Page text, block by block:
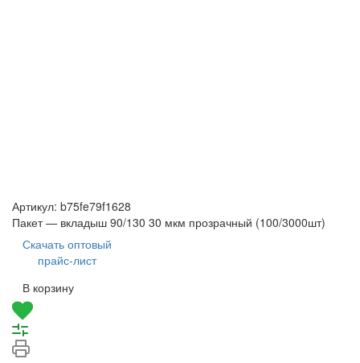
Артикул: b75fe79f1628
Пакет — вкладыш 90/130 30 мкм прозрачный (100/3000шт)
Скачать оптовый
прайс-лист
В корзину